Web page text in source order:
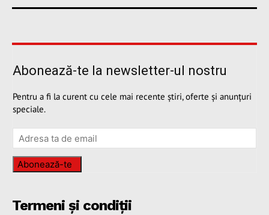
Abonează-te la newsletter-ul nostru
Pentru a fi la curent cu cele mai recente știri, oferte și anunțuri
speciale.
Abonează-te
Termeni și condiții